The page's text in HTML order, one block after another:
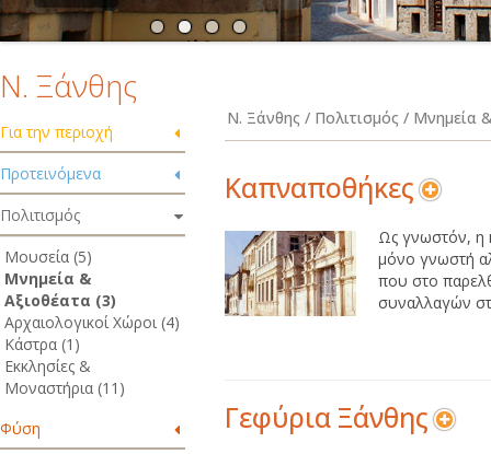
Ν. Ξάνθης
Για την περιοχή
Προτεινόμενα
Πολιτισμός
Μουσεία (5)
Μνημεία &
Αξιοθέατα (3)
Αρχαιολογικοί Χώροι (4)
Κάστρα (1)
Εκκλησίες &
Μοναστήρια (11)
Φύση
Ν. Ξάνθης / Πολιτισμός / Μνημεία
Καπναποθήκες
Ως γνωστόν, η
μόνο γνωστή
που στο
συναλλαγών
Γεφύρια Ξάνθης